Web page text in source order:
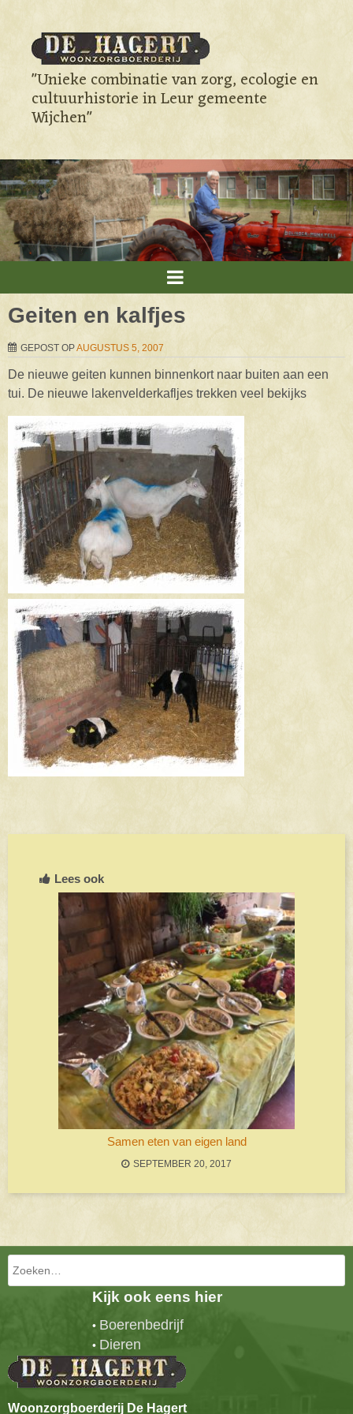
"Unieke combinatie van zorg, ecologie en
cultuurhistorie in Leur gemeente
Wijchen"
Geiten en kalfjes
GEPOST OPAUGUSTUS 5, 2007
De nieuwe geiten kunnen binnenkort naar buiten aan een
tui. De nieuwe lakenvelderkafljes trekken veel bekijks
Lees ook
Samen eten van eigen land
SEPTEMBER 20, 2017
Bericht navigatie
Zoeken
Kijk ook eens hier
• Boerenbedrijf
• Dieren
Woonzorgboerderij De Hagert